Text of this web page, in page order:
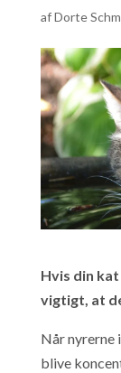
afDorte
Hvis din
vigtigt, at
Når nyrerne
blive